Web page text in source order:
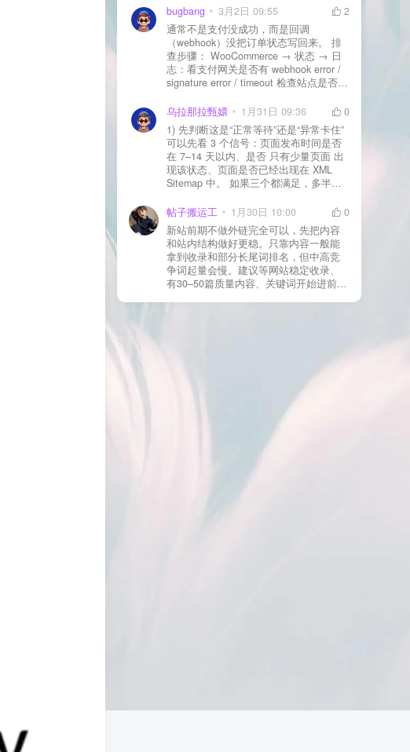
立刻清缓存，去前台检查首页、文章
页、按钮、表单这些关键位置。 最好再
装个支持版本回滚的插件，万一崩了，
一秒切回旧版。 总结来说：先备份、分
批更、更完查、留退路，稳得很✅😎希望
能帮到你
bugbang 3月2日 09:55
2
通常不是支付没成功，而是回调
（webhook）没把订单状态写回来。 排
查步骤： WooCommerce → 状态 → 日
志：看支付网关是否有 webhook error /
signature error / timeout 检查站点是否被
全插件） 检查是否启用了“缓存结账页/接
口路径”（结账页和回调接口不应缓存）
看服务器错误日志是否有 500/致命错误
导致回调执行中断 解决方案： 放行 wp-
json、wc-api、支付网关回调 URL（按网
关文档配置） 关闭结账页的缓存与 JS
合并压缩测试一次 若使用 Cloudflare：
则
乌拉那拉甄嬛 1月31日 09:36
0
1) 先判断这是“正常等待”还是“异常卡住”
可以先看 3 个信号：页面发布时间是否
在 7–14 天以内、是否 只有少量页面 出
现该状态、页面是否已经出现在 XML
Sitemap 中。 如果三个都满足，多半属
手。 2) 什么情况下“等”是没用的？ 以下
情况基本不会靠时间自动解决：页面几
乎没有内链（孤立页）、内容与站内已
有页面高度相似、canonical 指向了别的
URL、同一主题短时间发布太多相似文
章。 这种情况下，Google 已经抓取，但
判断“当前不值得进入索引”。 3) 最有效
的人工干预方式（不折腾） 优先做这 3
确认 canonical 为自指，避免被判定为重
复页，做完再去 GSC 请求重新编入索引
即可。 4) 什么“干预动作”反而容易适得
其反？ 不太推荐：频繁删除重发、连续
多次点“请求编入索引”、为了收录强行堆
关键词、随意改 URL 或标题 这些操作会
慢收录。 5) 一个实用判断标准 如果一篇
帖子搬运工 1月30日 10:00
0
新站前期不做外链完全可以，先把内容
和站内结构做好更稳。只靠内容一般能
拿到收录和部分长尾词排名，但中高竞
争词起量会慢。建议等网站稳定收录、
有30–50篇质量内容、关键词开始进前